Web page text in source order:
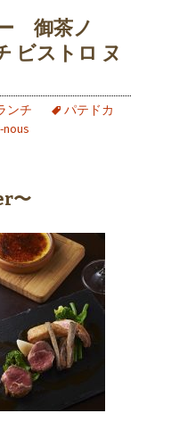
御茶ノ
ビストロ ヌ
ンチ
パテドカ
〜